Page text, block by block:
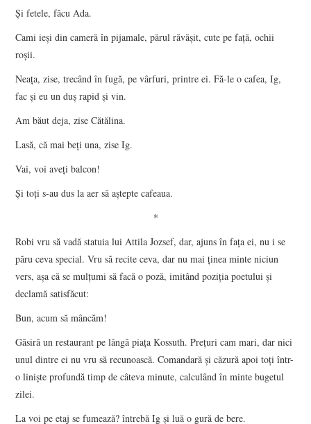
Şi fetele, făcu Ada.
Cami ieşi din cameră în pijamale, părul răvăşit, cute pe faţă, ochii
roşii.
Neaţa, zise, trecând în fugă, pe vârfuri, printre ei. Fă-le o cafea, Ig,
fac şi eu un duş rapid şi vin.
Am băut deja, zise Cătălina.
Lasă, că mai beţi una, zise Ig.
Vai, voi aveţi balcon!
Şi toţi s-au dus la aer să aştepte cafeaua.
*
Robi vru să vadă statuia lui Attila Jozsef, dar, ajuns în faţa ei, nu i se
păru ceva special. Vru să recite ceva, dar nu mai ţinea minte niciun
vers, aşa că se mulţumi să facă o poză, imitând poziţia poetului şi
declamă satisfăcut:
Bun, acum să mâncăm!
Găsiră un restaurant pe lângă piaţa Kossuth. Preţuri cam mari, dar nici
unul dintre ei nu vru să recunoască. Comandară şi căzură apoi toţi într-
o linişte profundă timp de câteva minute, calculând în minte bugetul
zilei.
La voi pe etaj se fumează? întrebă Ig şi luă o gură de bere.